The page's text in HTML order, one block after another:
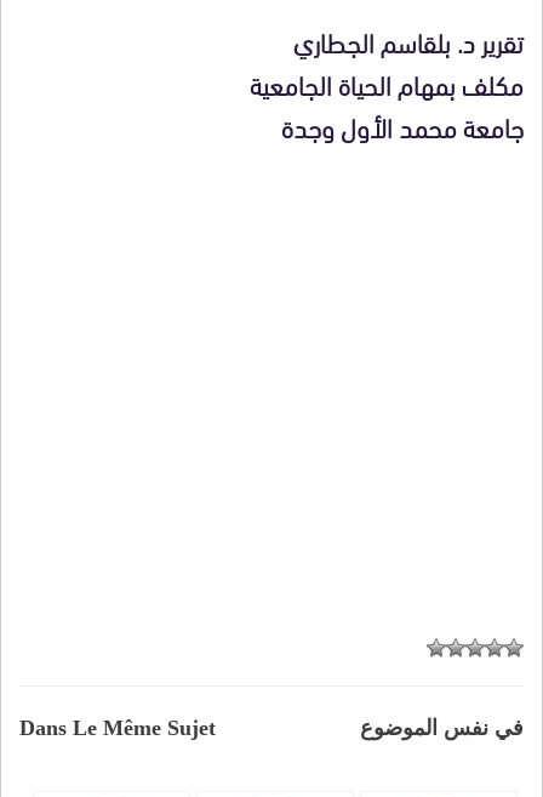
تقرير د. بلقاسم الجطاري
مكلف بمهام الحياة الجامعية
جامعة محمد الأول وجدة
Dans Le Même Sujet في نفس الموضوع